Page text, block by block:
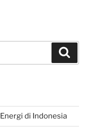
di Indonesia